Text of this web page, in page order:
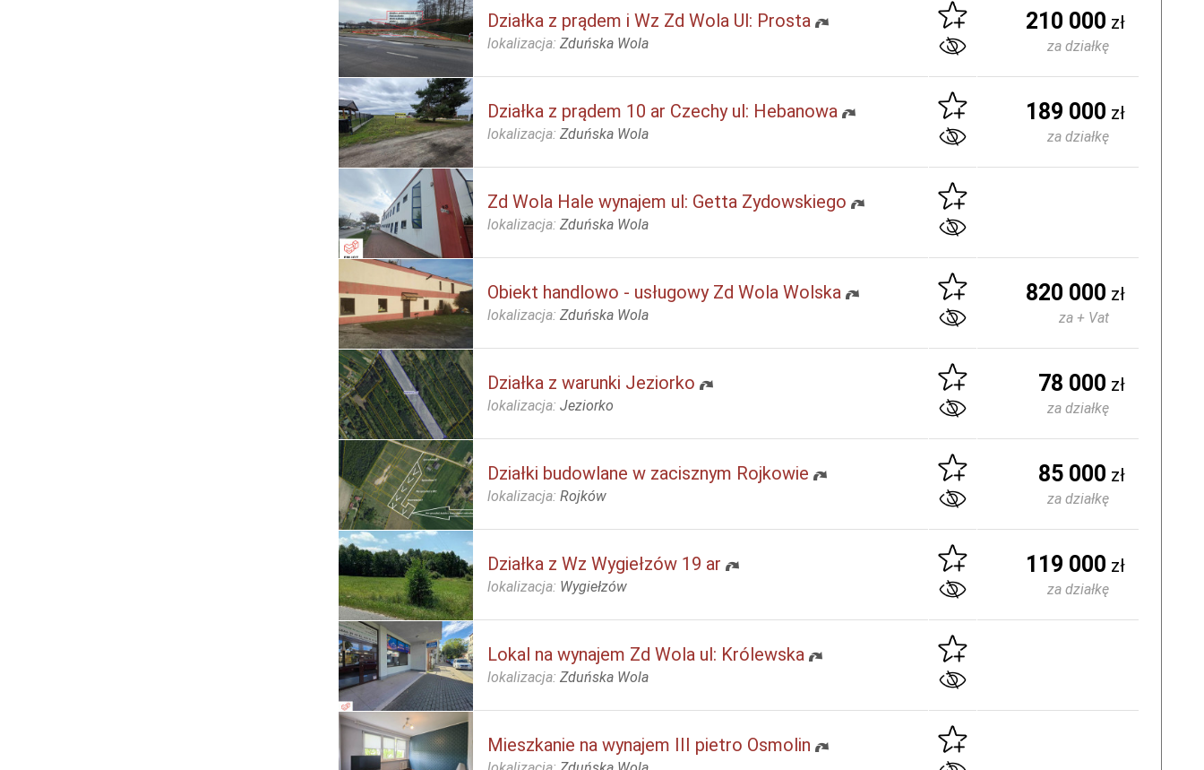
Działka z prądem i Wz Zd Wola Ul: Prosta
lokalizacja: Zduńska Wola
210 000 zł
za działkę
Działka z prądem 10 ar Czechy ul: Hebanowa
lokalizacja: Zduńska Wola
189 000 zł
za działkę
Zd Wola Hale wynajem ul: Getta Zydowskiego
lokalizacja: Zduńska Wola
Obiekt handlowo - usługowy Zd Wola Wolska
lokalizacja: Zduńska Wola
820 000 zł
za + Vat
Działka z warunki Jeziorko
lokalizacja: Jeziorko
78 000 zł
za działkę
Działki budowlane w zacisznym Rojkowie
lokalizacja: Rojków
85 000 zł
za działkę
Działka z Wz Wygiełzów 19 ar
lokalizacja: Wygiełzów
119 000 zł
za działkę
Lokal na wynajem Zd Wola ul: Królewska
lokalizacja: Zduńska Wola
Mieszkanie na wynajem III pietro Osmolin